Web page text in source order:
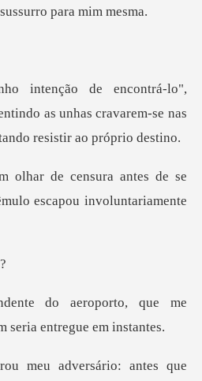
as unhas cravarem-se nas
tes de se
e
porto, que me